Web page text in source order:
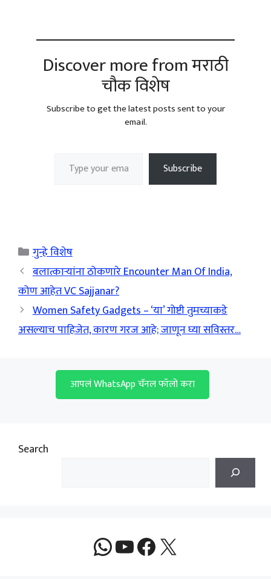
Discover more from मराठी
चौक विशेष
Subscribe to get the latest posts sent to your
email.
Subscribe
Categories
गुन्हे विशेष
बलात्काऱ्यांना ठोकणारे Encounter Man Of India,
कोण आहेत VC Sajjanar?
Women Safety Gadgets – ‘या’ गोष्टी तुमच्याकडे
असल्याच पाहिजेत, कारण गरज आहे; जाणून घ्या सविस्तर…
आपलं WhatsApp चॅनल फॉलो करा
Search
WhatsApp
YouTube
Facebook
X